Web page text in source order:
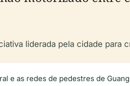
liderada pela cidade para
e as redes de pedestres de